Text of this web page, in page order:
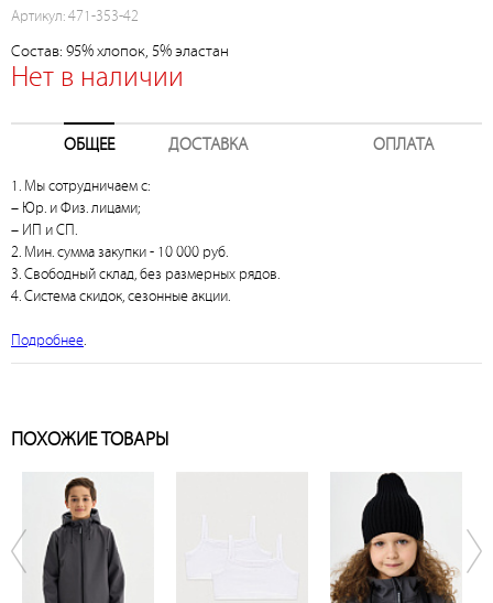
Артикул: 471-353-42
Состав: 95% хлопок, 5% эластан
Нет в наличии
ОБЩЕЕ ДОСТАВКА ОПЛАТА
1. Мы сотрудничаем с:
– Юр. и Физ. лицами;
– ИП и СП.
2. Мин. сумма закупки - 10 000 руб.
3. Свободный склад, без размерных рядов.
4. Система скидок, сезонные акции.
Подробнее.
ПОХОЖИЕ ТОВАРЫ